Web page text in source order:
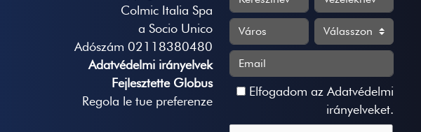
Colmic Italia Spa
a Socio Unico
Adószám 02118380480
Adatvédelmi irányelvek
Fejlesztette Globus
Regola le tue preferenze
Elfogadom az Adatvédelmi
irányelveket.